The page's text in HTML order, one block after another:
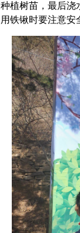
种植树苗，最后浇
用铁锹时要注意安